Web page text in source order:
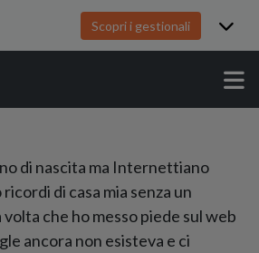
Scopri i gestionali
di nascita ma Internettiano
di casa mia senza un
che ho messo piede sul web
ancora non esisteva e ci